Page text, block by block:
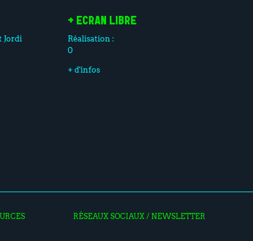
Jordi
+ ECRAN LIBRE
Réalisation :
0
+ d'infos
RÉSEAUX SOCIAUX / NEWSLETTER